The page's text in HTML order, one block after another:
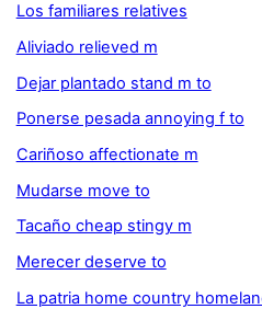
Los familiares relatives
Aliviado relieved m
Dejar plantado stand m to
Ponerse pesada annoying f to
Cariñoso affectionate m
Mudarse move to
Tacaño cheap stingy m
Merecer deserve to
La patria home country